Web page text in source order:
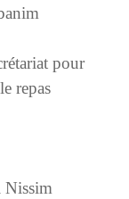
pour
repas
Nissim